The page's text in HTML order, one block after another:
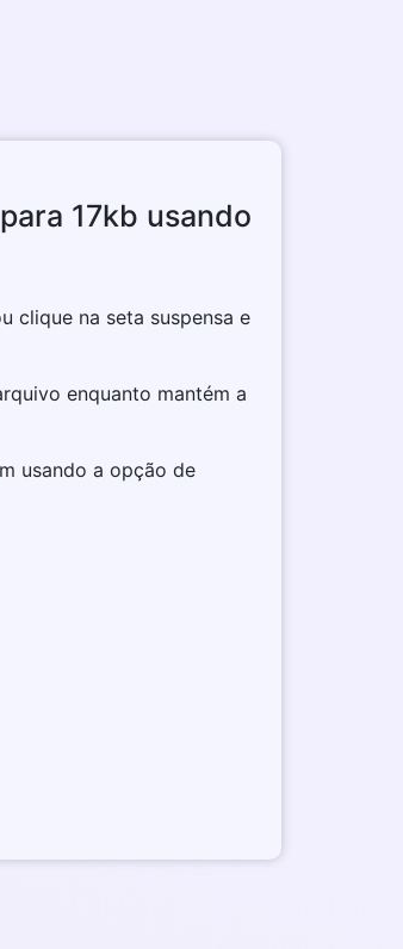
17kb usando
clique na seta suspensa e
enquanto mantém a
usando a opção de